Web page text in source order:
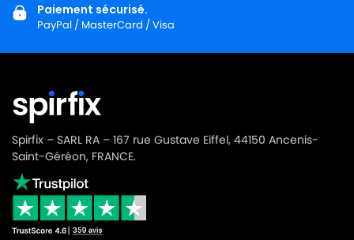
Paiement sécurisé.
PayPal / MasterCard / Visa
Spirfix – SARL RA – 167 rue Gustave Eiffel, 44150 Ancenis-
Saint-Géréon, FRANCE.